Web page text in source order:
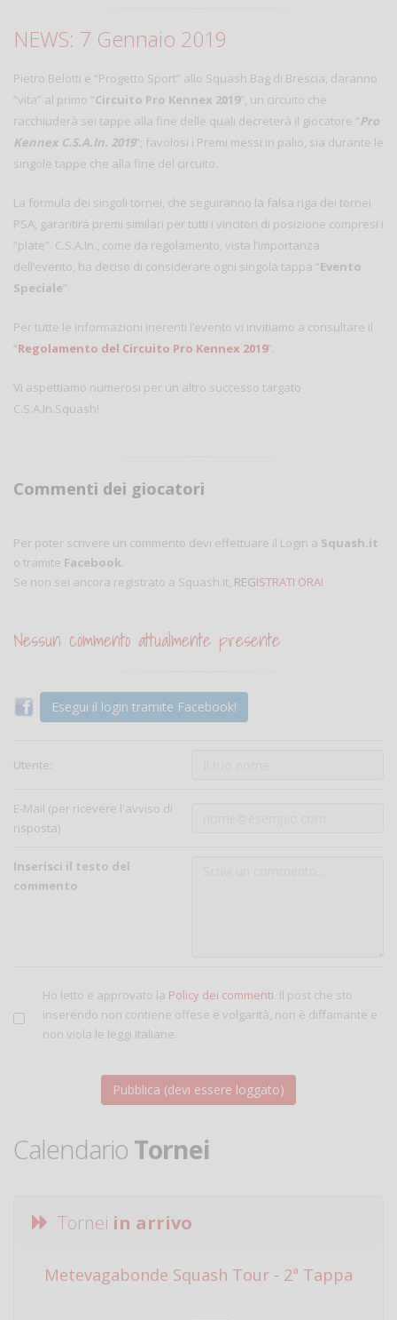
NEWS: 7 Gennaio 2019
Pietro Belotti e “Progetto Sport” allo Squash Bag di Brescia, daranno
“vita” al primo “Circuito Pro Kennex 2019”, un circuito che
racchiuderà sei tappe alla fine delle quali decreterà il giocatore “Pro
Kennex C.S.A.In. 2019“; favolosi i Premi messi in palio, sia durante le
singole tappe che alla fine del circuito.
La formula dei singoli tornei, che seguiranno la falsa riga dei tornei
PSA, garantirà premi similari per tutti i vincitori di posizione compresi i
“plate”. C.S.A.In., come da regolamento, vista l’importanza
dell’evento, ha deciso di considerare ogni singola tappa “Evento
Speciale”.
Per tutte le informazioni inerenti l’evento vi invitiamo a consultare il
“Regolamento del Circuito Pro Kennex 2019”.
Vi aspettiamo numerosi per un altro successo targato
C.S.A.In.Squash!
Commenti dei giocatori
Per poter scrivere un commento devi effettuare il Login a Squash.it
o tramite Facebook.
Se non sei ancora registrato a Squash.it, REGISTRATI ORA!
Nessun commento attualmente presente
Esegui il login tramite Facebook!
Utente:
E-Mail (per ricevere l'avviso di
risposta)
Inserisci il testo del
commento
Ho letto e approvato la Policy dei commenti. Il post che sto
inserendo non contiene offese e volgarità, non è diffamante e
non viola le leggi italiane.
Calendario Tornei
Tornei in arrivo
Metevagabonde Squash Tour - 2ª Tappa